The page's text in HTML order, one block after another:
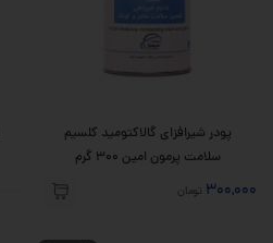
پودر شیرافزای گالاکتومید کلسیم
سلامت پرمون امین ۳۰۰ گرم
300,000 تومان